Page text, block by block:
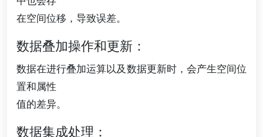
在空间位移，导致误差。
数据叠加操作和更新：
数据在进行叠加运算以及数据更新时，会产生空间位
置和属性
值的差异。
数据集成处理：